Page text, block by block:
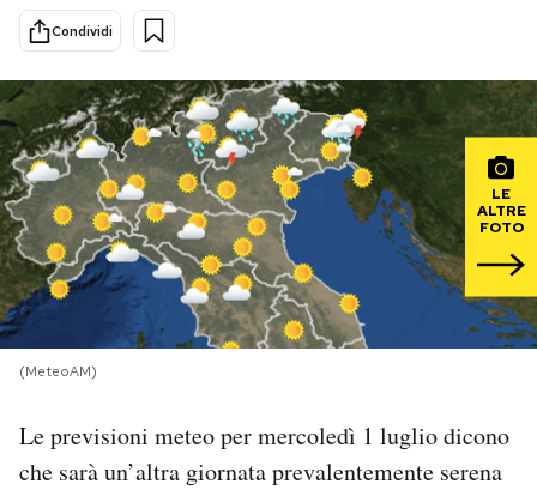
Scienza
Cultura
Economia
Sport
Altrecose
Mondiali calcio 2026
PODCAST
NEWSLETTER
I MIEI PREFERITI
SHOP
Condividi
LE
ALTRE
FOTO
(MeteoAM)
Le previsioni meteo per mercoledì 1 luglio dicono
che sarà un’altra giornata prevalentemente serena